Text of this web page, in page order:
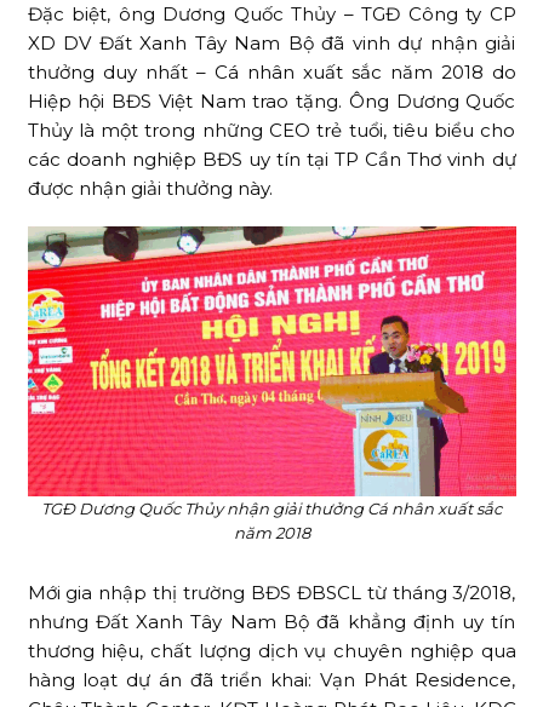
Đặc biệt, ông Dương Quốc Thủy – TGĐ Công ty CP
XD DV Đất Xanh Tây Nam Bộ đã vinh dự nhận giải
thưởng duy nhất – Cá nhân xuất sắc năm 2018 do
Hiệp hội BĐS Việt Nam trao tặng. Ông Dương Quốc
Thủy là một trong những CEO trẻ tuổi, tiêu biểu cho
các doanh nghiệp BĐS uy tín tại TP Cần Thơ vinh dự
được nhận giải thưởng này.
TGĐ Dương Quốc Thủy nhận giải thưởng Cá nhân xuất sắc
năm 2018
Mới gia nhập thị trường BĐS ĐBSCL từ tháng 3/2018,
nhưng Đất Xanh Tây Nam Bộ đã khẳng định uy tín
thương hiệu, chất lượng dịch vụ chuyên nghiệp qua
hàng loạt dự án đã triển khai: Vạn Phát Residence,